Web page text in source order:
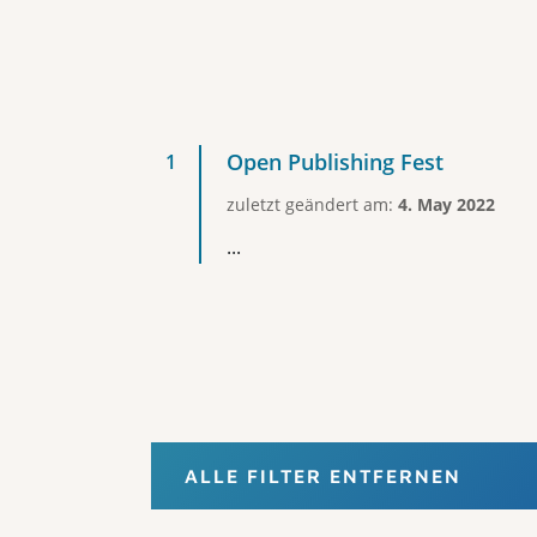
Open Publishing Fest
zuletzt geändert am: 4. May 2022
...
ALLE FILTER ENTFERNEN